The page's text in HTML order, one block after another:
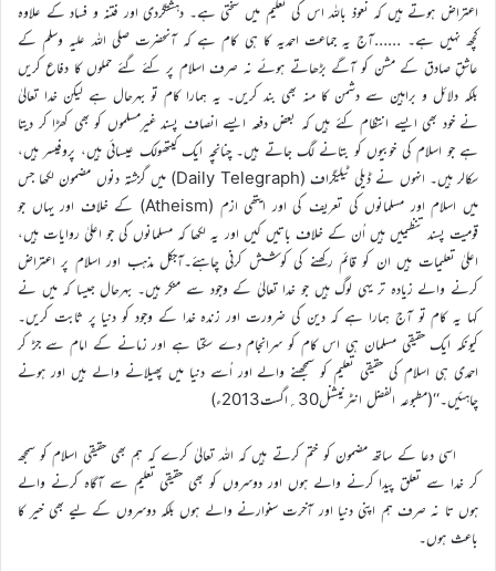
اعتراض ہوتے ہیں کہ نعوذ باللہ اس کی تعلیم میں سختی ہے۔ دہشتگردی اور فتنہ و فساد کے علاوہ
کچھ نہیں ہے۔ ……آج یہ جماعت احمدیہ کا ہی کام ہے کہ آنحضرت صلی اللہ علیہ وسلم کے
عاشقِ صادق کے مشن کو آگے بڑھاتے ہوئے نہ صرف اسلام پر کئے گئے حملوں کا دفاع کریں
بلکہ دلائل و براہین سے دشمن کا منہ بھی بند کریں۔ یہ ہمارا کام تو بہرحال ہے لیکن خدا تعالیٰ
نے خود بھی ایسے انتظام کئے ہیں کہ بعض دفعہ ایسے انصاف پسند غیرمسلموں کو بھی کھڑا کر دیتا
ہے جو اسلام کی خوبیوں کو بتانے لگ جاتے ہیں۔ چنانچہ ایک کیتھولک عیسائی ہیں، پروفیسر ہیں،
سکالر ہیں۔ انہوں نے ڈیلی ٹیلیگراف (Daily Telegraph) میں گزشتہ دنوں مضمون لکھا جس
میں اسلام اور مسلمانوں کی تعریف کی اور ایتھی ازم (Atheism) کے خلاف اور یہاں جو
قومیت پسند تنظیمیں ہیں اُن کے خلاف باتیں کیں اور یہ لکھا کہ مسلمانوں کی جو اعلیٰ روایات ہیں،
اعلیٰ تعلیمات ہیں ان کو قائم رکھنے کی کوشش کرنی چاہئے۔آجکل مذہب اور اسلام پر اعتراض
کرنے والے زیادہ تر یہی لوگ ہیں جو خدا تعالیٰ کے وجود سے منکر ہیں۔ بہرحال جیسا کہ میں نے
کہا یہ کام تو آج ہمارا ہے کہ دین کی ضرورت اور زندہ خدا کے وجود کو دنیا پر ثابت کریں۔
کیونکہ ایک حقیقی مسلمان ہی اس کام کو سرانجام دے سکتا ہے اور زمانے کے امام سے جڑ کر
احمدی ہی اسلام کی حقیقی تعلیم کو سمجھنے والے اور اُسے دنیا میں پھیلانے والے ہیں اور ہونے
چاہئیں۔‘‘(مطبوعہ الفضل انٹرنیشنل30؍اگست2013ء)
اسی دعا کے ساتھ مضمون کو ختم کرتے ہیں کہ اللہ تعالیٰ کرے کہ ہم بھی حقیقی اسلام کو سمجھ
کر خدا سے تعلق پیدا کرنے والے ہوں اور دوسروں کو بھی حقیقی تعلیم سے آگاہ کرنے والے
ہوں تا نہ صرف ہم اپنی دنیا اور آخرت سنوارنے والے ہوں بلکہ دوسروں کے لیے بھی خیر کا
باعث ہوں۔